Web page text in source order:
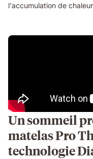
l'accumulation de
Un sommeil
matelas Pro
technologie